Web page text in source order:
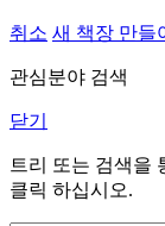
취소 새 책장 만들
관심분야 검색
닫기
트리 또는 검색을
클릭 하십시오.